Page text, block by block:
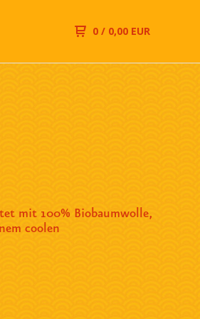
0 / 0,00 EUR
mit 100% Biobaumwolle,
coolen